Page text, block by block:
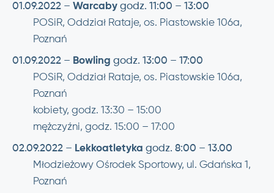
01.09.2022 – Warcaby godz. 11:00 – 13:00
POSiR, Oddział Rataje, os. Piastowskie 106a,
Poznań
01.09.2022 – Bowling godz. 13:00 – 17:00
POSiR, Oddział Rataje, os. Piastowskie 106a,
Poznań
kobiety, godz. 13:30 – 15:00
mężczyźni, godz. 15:00 – 17:00
02.09.2022 – Lekkoatletyka godz. 8:00 – 13.00
Młodzieżowy Ośrodek Sportowy, ul. Gdańska 1,
Poznań